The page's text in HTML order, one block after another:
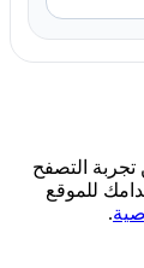
التصفح
للموقع
.